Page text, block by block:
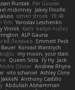
Runtak Per Gouras
mckinney Jakey Floofle
simen stroek 19:48
Yim Yaroslav Leschenko
Vinnik Katti keilyn nuñez
ALP Gauna
Лозенко Emmett Peck
Konrad Wantrych
my moon, your stars
Queen Sitra Fy Hy Jack
Olivier Andrew Rhyne
vito schaniel Ashley Cline
JakkeN Anthony Castillo
Abdullah Alshammari